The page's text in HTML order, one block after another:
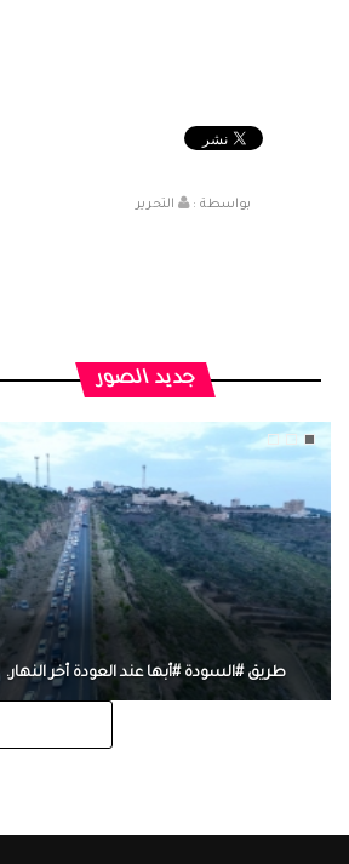
بواسطة : التحرير
جديد الصور
طريق #السودة #أبها عند العودة أخر النهار.